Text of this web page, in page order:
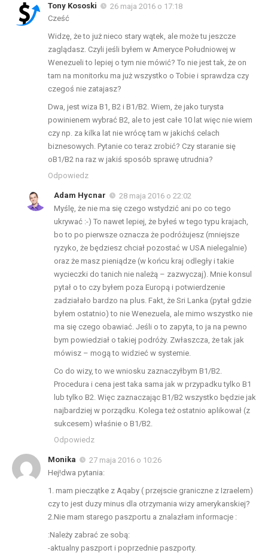
Tony Kososki
26 maja 2016 o 17:18
Cześć
Widzę, że to już nieco stary wątek, ale może tu jeszcze
zaglądasz. Czyli jeśli byłem w Ameryce Południowej w
Wenezueli to lepiej o tym nie mówić? To nie jest tak, że on
tam na monitorku ma już wszystko o Tobie i sprawdza czy
czegoś nie zatajasz?
Dwa, jest wiza B1, B2 i B1/B2. Wiem, że jako turysta
powinienem wybrać B2, ale to jest całe 10 lat więc nie wiem
czy np. za kilka lat nie wrócę tam w jakichś celach
biznesowych. Pytanie co teraz zrobić? Czy staranie się
oB1/B2 na raz w jakiś sposób sprawę utrudnia?
Odpowiedz
Adam Hycnar
28 maja 2016 o 22:02
Myślę, że nie ma się czego wstydzić ani po co tego
ukrywać :-) To nawet lepiej, że byłeś w tego typu krajach,
bo to po pierwsze oznacza że podróżujesz (mniejsze
ryzyko, że będziesz chciał pozostać w USA nielegalnie)
oraz że masz pieniądze (w końcu kraj odległy i takie
wycieczki do tanich nie należą – zazwyczaj). Mnie konsul
pytał o to czy byłem poza Europą i potwierdzenie
zadziałało bardzo na plus. Fakt, że Sri Lanka (pytał gdzie
byłem ostatnio) to nie Wenezuela, ale mimo wszystko nie
ma się czego obawiać. Jeśli o to zapyta, to ja na pewno
bym powiedział o takiej podróży. Zwłaszcza, że tak jak
mówisz – mogą to widzieć w systemie.
Co do wizy, to we wniosku zaznaczyłbym B1/B2.
Procedura i cena jest taka sama jak w przypadku tylko B1
lub tylko B2. Więc zaznaczając B1/B2 wszystko będzie jak
najbardziej w porządku. Kolega też ostatnio aplikował (z
sukcesem) właśnie o B1/B2.
Odpowiedz
Monika
27 maja 2016 o 10:26
Hej!dwa pytania:
1. mam pieczątke z Aqaby ( przejscie graniczne z Izraelem)
czy to jest duzy minus dla otrzymania wizy amerykanskiej?
2.Nie mam starego paszportu a znalazłam informacje :
:Należy zabrać ze sobą:
-aktualny paszport i poprzednie paszporty.